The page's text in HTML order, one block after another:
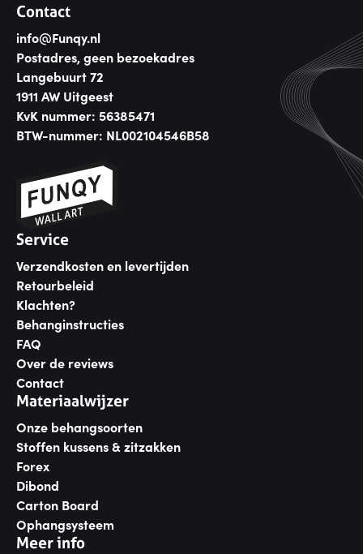
Contact
info@Funqy.nl
Postadres, geen bezoekadres
Langebuurt 72
1911 AW Uitgeest
KvK nummer: 56385471
BTW-nummer: NL002104546B58
Service
Verzendkosten en levertijden
Retourbeleid
Klachten?
Behanginstructies
FAQ
Over de reviews
Contact
Materiaalwijzer
Onze behangsoorten
Stoffen kussens & zitzakken
Forex
Dibond
Carton Board
Ophangsysteem
Meer info